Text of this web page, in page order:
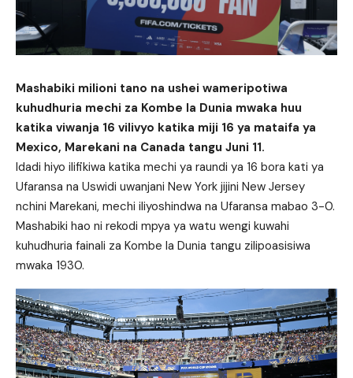
Mashabiki milioni tano na ushei wameripotiwa
kuhudhuria mechi za Kombe la Dunia mwaka huu
katika viwanja 16 vilivyo katika miji 16 ya mataifa ya
Mexico, Marekani na Canada tangu Juni 11.
Idadi hiyo ilifikiwa katika mechi ya raundi ya 16 bora kati ya
Ufaransa na Uswidi uwanjani New York jijini New Jersey
nchini Marekani, mechi iliyoshindwa na Ufaransa mabao 3-0.
Mashabiki hao ni rekodi mpya ya watu wengi kuwahi
kuhudhuria fainali za Kombe la Dunia tangu zilipoasisiwa
mwaka 1930.